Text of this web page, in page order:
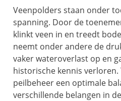
Veenpolders staan onder
spanning. Door de
klinkt veen in en treedt
neemt onder andere de
vaker wateroverlast op en
historische kennis
peilbeheer een optimale
verschillende belangen in